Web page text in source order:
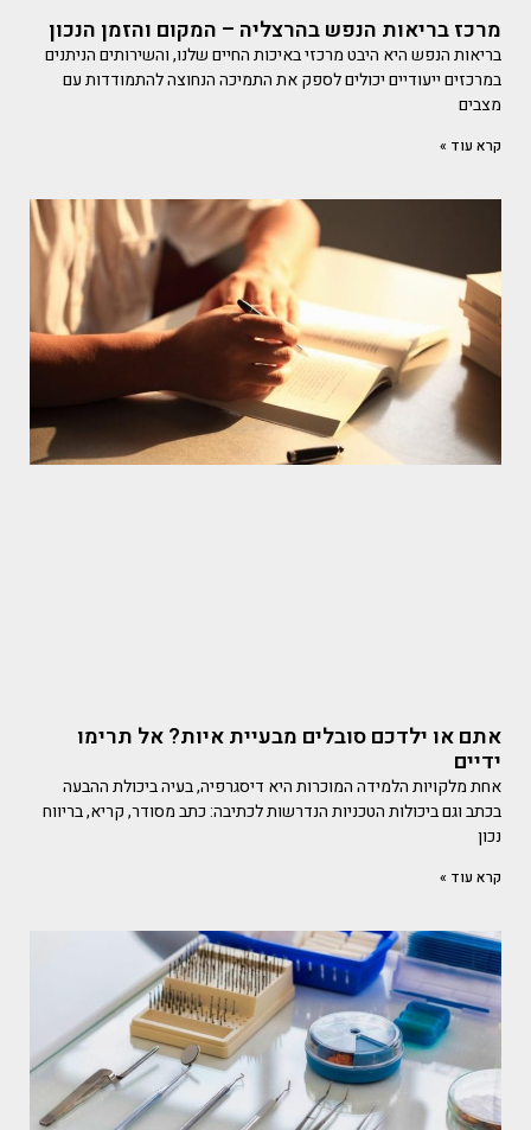
מרכז בריאות הנפש בהרצליה – המקום והזמן הנכון
בריאות הנפש היא היבט מרכזי באיכות החיים שלנו, והשירותים הניתנים
במרכזים ייעודיים יכולים לספק את התמיכה הנחוצה להתמודדות עם
מצבים
קרא עוד »
אתם או ילדכם סובלים מבעיית איות? אל תרימו
ידיים
אחת מלקויות הלמידה המוכרות היא דיסגרפיה, בעיה ביכולת ההבעה
בכתב וגם ביכולות הטכניות הנדרשות לכתיבה: כתב מסודר, קריא, בריווח
נכון
קרא עוד »